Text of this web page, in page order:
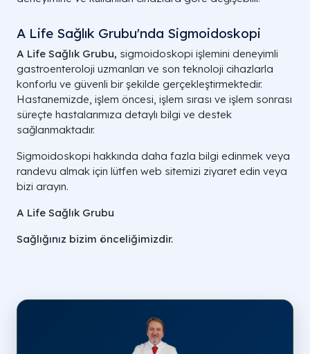
A Life Sağlık Grubu'nda Sigmoidoskopi
A Life Sağlık Grubu, sigmoidoskopi işlemini deneyimli
gastroenteroloji uzmanları ve son teknoloji cihazlarla
konforlu ve güvenli bir şekilde gerçekleştirmektedir.
Hastanemizde, işlem öncesi, işlem sırası ve işlem sonrası
süreçte hastalarımıza detaylı bilgi ve destek
sağlanmaktadır.
Sigmoidoskopi hakkında daha fazla bilgi edinmek veya
randevu almak için lütfen web sitemizi ziyaret edin veya
bizi arayın.
A Life Sağlık Grubu
Sağlığınız bizim önceliğimizdir.